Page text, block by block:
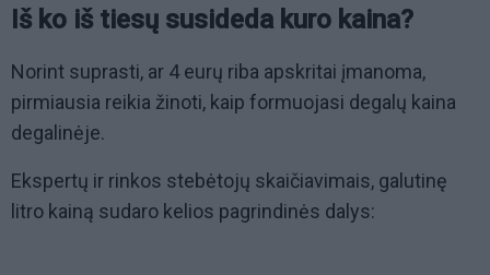
Iš ko iš tiesų susideda kuro kaina?
Norint suprasti, ar 4 eurų riba apskritai įmanoma,
pirmiausia reikia žinoti, kaip formuojasi degalų kaina
degalinėje.
Ekspertų ir rinkos stebėtojų skaičiavimais, galutinę
litro kainą sudaro kelios pagrindinės dalys: